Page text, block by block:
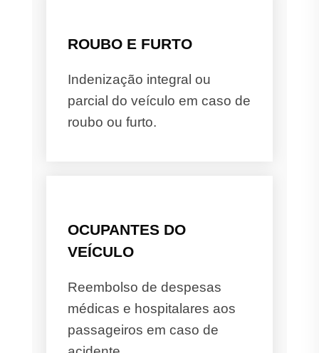
ROUBO E FURTO
Indenização integral ou
parcial do veículo em caso de
roubo ou furto.
OCUPANTES DO
VEÍCULO
Reembolso de despesas
médicas e hospitalares aos
passageiros em caso de